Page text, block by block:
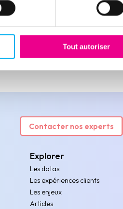
Tout autoriser
Contacter nos experts
Explorer
Les datas
Les expériences clients
Les enjeux
Articles